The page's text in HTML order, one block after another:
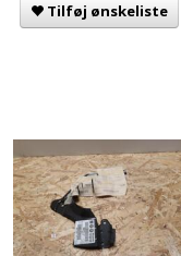
Tilføj ønskeliste